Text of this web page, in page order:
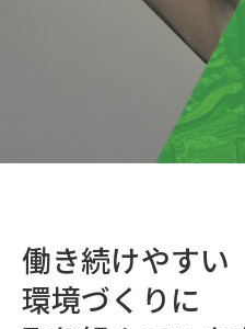
働き続けやすい
環境づくりに